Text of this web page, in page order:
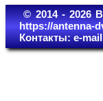
© 2014 - 2026
https://antenna-
Контакты: e-